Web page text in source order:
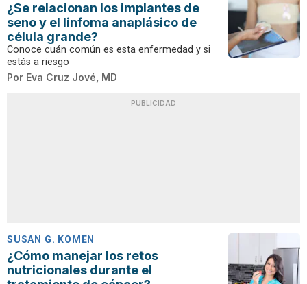
¿Se relacionan los implantes de
seno y el linfoma anaplásico de
célula grande?
Conoce cuán común es esta enfermedad y si
estás a riesgo
Por Eva Cruz Jové, MD
PUBLICIDAD
SUSAN G. KOMEN
¿Cómo manejar los retos
nutricionales durante el